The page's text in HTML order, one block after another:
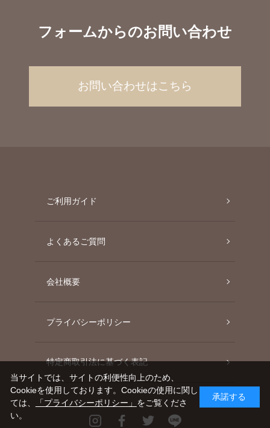
フォームからのお問い合わせ
お問い合わせはこちら
ご利用ガイド
よくあるご質問
会社概要
プライバシーポリシー
特定商取引法に基づく表記
InstagramFacebookTwitter
当サイトでは、サイトの利便性向上のため、
Cookieを使用しております。Cookieの使用に関し
ては、
「プライバシーポリシー」 をご覧くださ
い。
承諾する